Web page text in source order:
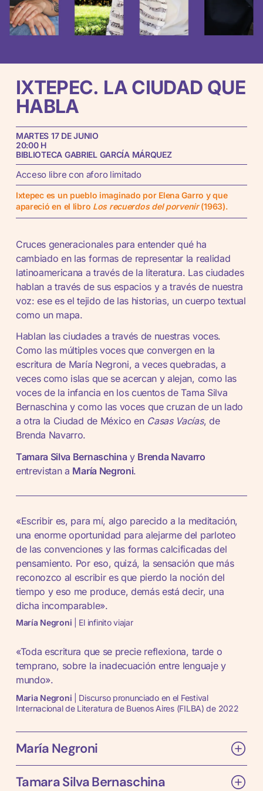
IXTEPEC. LA CIUDAD QUE
HABLA
MARTES 17 DE JUNIO
20:00 H
BIBLIOTECA GABRIEL GARCÍA MÁRQUEZ
Acceso libre con aforo limitado
Ixtepec es un pueblo imaginado por Elena Garro y que
apareció en el libro Los recuerdos del porvenir(1963).
Cruces generacionales para entender qué ha
cambiado en las formas de representar la realidad
latinoamericana a través de la literatura. Las ciudades
hablan a través de sus espacios y a través de nuestra
voz: ese es el tejido de las historias, un cuerpo textual
como un mapa.
Hablan las ciudades a través de nuestras voces.
Como las múltiples voces que convergen en la
escritura de María Negroni, a veces quebradas, a
veces como islas que se acercan y alejan, como las
voces de la infancia en los cuentos de Tama Silva
Bernaschina y como las voces que cruzan de un lado
a otra la Ciudad de México en Casas Vacías, de
Brenda Navarro.
Tamara Silva Bernaschina y Brenda Navarro
entrevistan a María Negroni.
«Escribir es, para mí, algo parecido a la meditación,
una enorme oportunidad para alejarme del parloteo
de las convenciones y las formas calcificadas del
pensamiento. Por eso, quizá, la sensación que más
reconozco al escribir es que pierdo la noción del
tiempo y eso me produce, demás está decir, una
dicha incomparable».
María Negroni | El infinito viajar
«Toda escritura que se precie reflexiona, tarde o
temprano, sobre la inadecuación entre lenguaje y
mundo».
Maria Negroni | Discurso pronunciado en el Festival
Internacional de Literatura de Buenos Aires (FILBA) de 2022
María Negroni
Rosario, 1951
Tamara Silva Bernaschina